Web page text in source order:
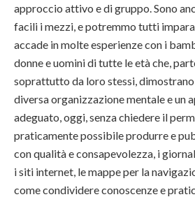
approccio attivo e di gruppo. Sono
facili i mezzi, e potremmo tutti
accade in molte esperienze con i
donne e uomini di tutte le età che,
soprattutto da loro stessi, dimostrano
diversa organizzazione mentale e un
adeguato, oggi, senza chiedere il
praticamente possibile produrre e
con qualità e consapevolezza, i
i siti internet, le mappe per la
come condividere conoscenze e